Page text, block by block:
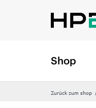
Shop
Zurück zum shop